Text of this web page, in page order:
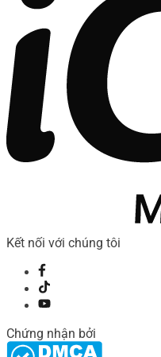
Kết nối với chúng tôi
Chứng nhận bởi